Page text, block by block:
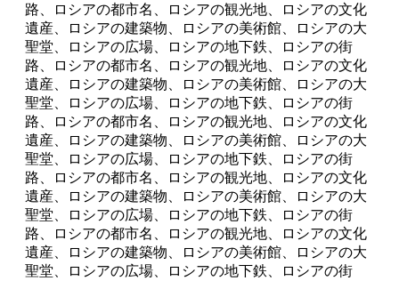
路、ロシアの都市名、ロシアの観光地、ロシアの文化
遺産、ロシアの建築物、ロシアの美術館、ロシアの大
聖堂、ロシアの広場、ロシアの地下鉄、ロシアの街
路、ロシアの都市名、ロシアの観光地、ロシアの文化
遺産、ロシアの建築物、ロシアの美術館、ロシアの大
聖堂、ロシアの広場、ロシアの地下鉄、ロシアの街
路、ロシアの都市名、ロシアの観光地、ロシアの文化
遺産、ロシアの建築物、ロシアの美術館、ロシアの大
聖堂、ロシアの広場、ロシアの地下鉄、ロシアの街
路、ロシアの都市名、ロシアの観光地、ロシアの文化
遺産、ロシアの建築物、ロシアの美術館、ロシアの大
聖堂、ロシアの広場、ロシアの地下鉄、ロシアの街
路、ロシアの都市名、ロシアの観光地、ロシアの文化
遺産、ロシアの建築物、ロシアの美術館、ロシアの大
聖堂、ロシアの広場、ロシアの地下鉄、ロシアの街